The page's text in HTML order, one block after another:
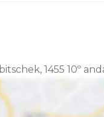
1455 10º